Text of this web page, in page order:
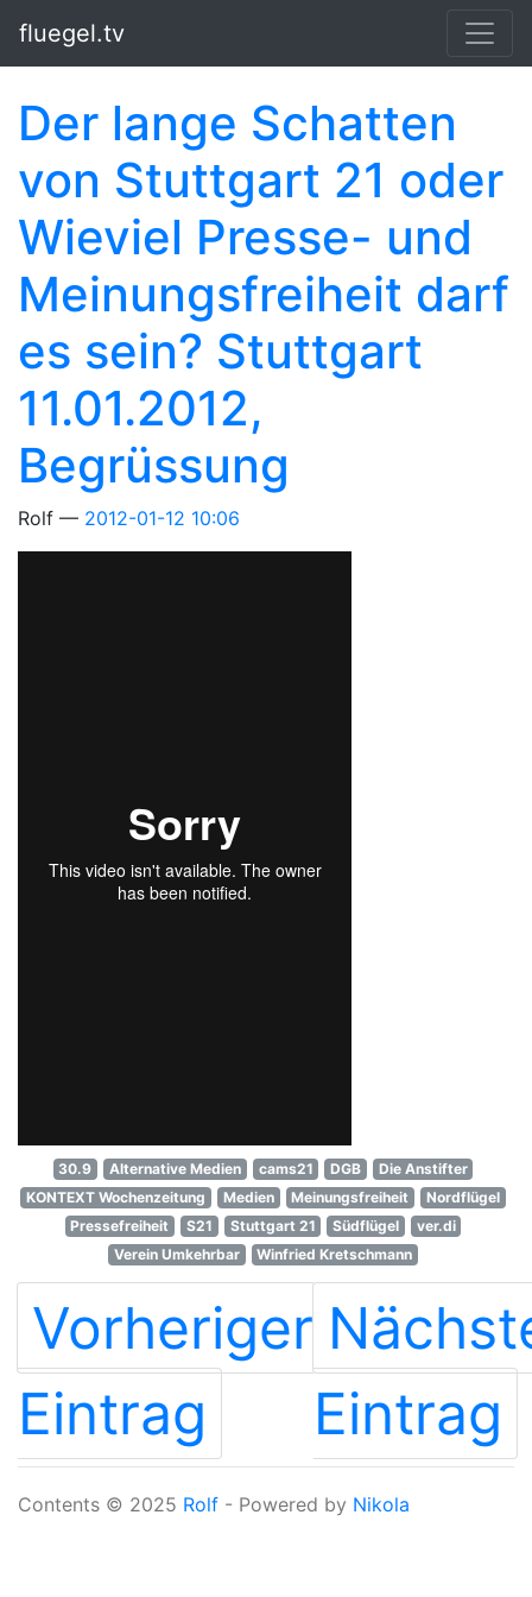
fluegel.tv
Der lange Schatten
von Stuttgart 21 oder
Wieviel Presse- und
Meinungsfreiheit darf
es sein? Stuttgart
11.01.2012,
Begrüssung
Rolf 2012-01-12 10:06
30.9 Alternative Medien cams21 DGB
Die Anstifter
KONTEXT Wochenzeitung
Medien Meinungsfreiheit
Nordflügel
Pressefreiheit
S21 Stuttgart 21 Südflügel
ver.di
Verein Umkehrbar
Winfried Kretschmann
Vorheriger
Eintrag
Eintrag
Contents © 2025 Rolf - Powered by Nikola